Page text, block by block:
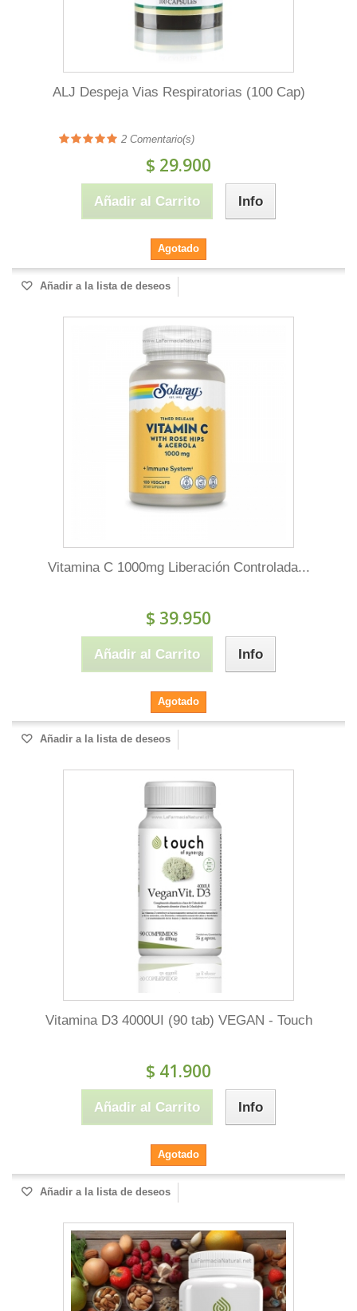
ALJ Despeja Vias Respiratorias (100 Cap)
2 Comentario(s)
$ 29.900
Añadir al Carrito Info
Agotado
Añadir a la lista de deseos
Vitamina C 1000mg Liberación Controlada...
$ 39.950
Añadir al Carrito Info
Agotado
Añadir a la lista de deseos
Vitamina D3 4000UI (90 tab) VEGAN - Touch
$ 41.900
Añadir al Carrito Info
Agotado
Añadir a la lista de deseos